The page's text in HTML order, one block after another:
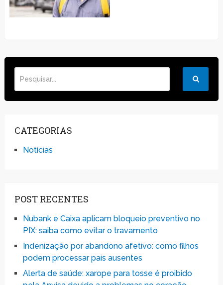
CATEGORIAS
Notícias
POST RECENTES
Nubank e Caixa aplicam bloqueio preventivo no
PIX: saiba como evitar o travamento
Indenização por abandono afetivo: como filhos
podem processar pais ausentes
Alerta de saúde: xarope para tosse é proibido